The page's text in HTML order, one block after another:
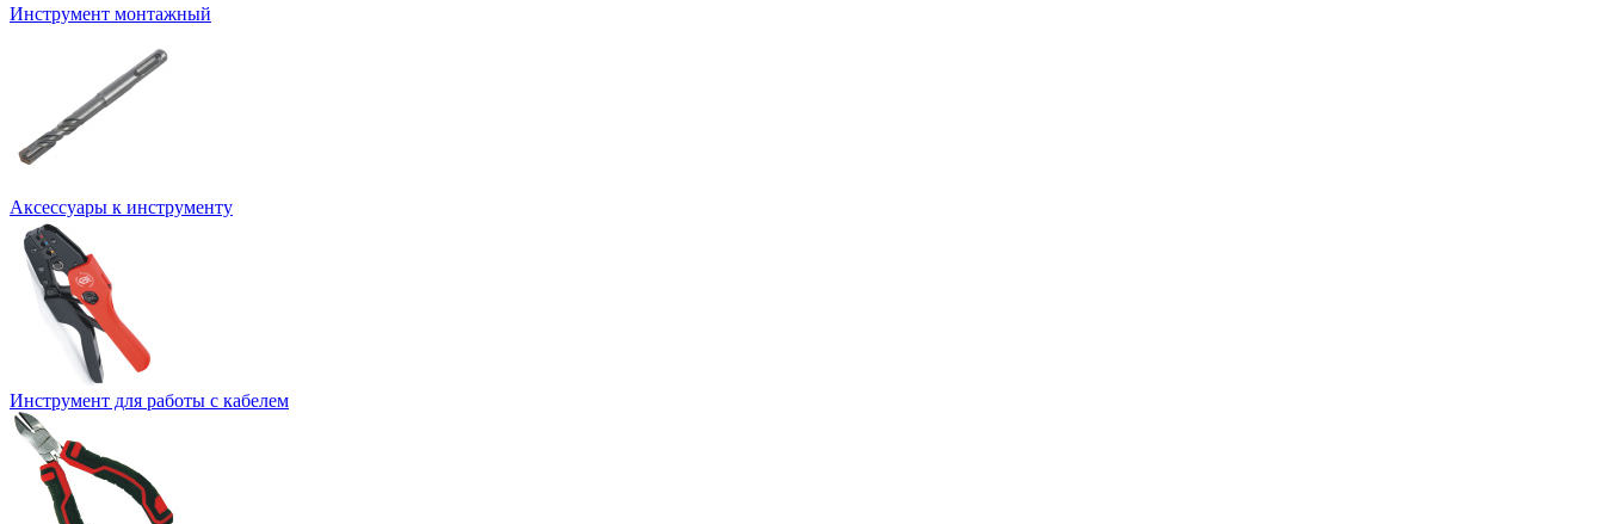
Инструмент монтажный
Аксессуары к инструменту
Инструмент для работы с кабелем